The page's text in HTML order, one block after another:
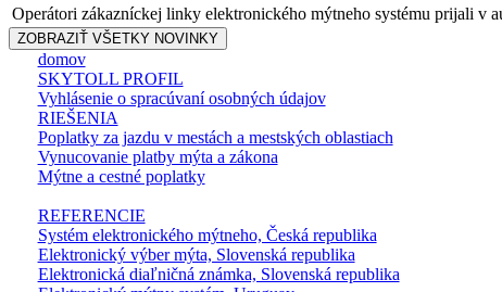
Operátori zákazníckej linky elektronického mýtneho systému prijali v
ZOBRAZIŤ VŠETKY NOVINKY
domov
SKYTOLL PROFIL
Vyhlásenie o spracúvaní osobných údajov
RIEŠENIA
Poplatky za jazdu v mestách a mestských oblastiach
Vynucovanie platby mýta a zákona
Mýtne a cestné poplatky
REFERENCIE
Systém elektronického mýtneho, Česká republika
Elektronický výber mýta, Slovenská republika
Elektronická diaľničná známka, Slovenská republika